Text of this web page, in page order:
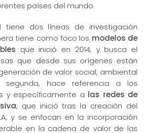
países del mundo.
tiene dos líneas de investigación
tiene como foco los modelos de
que inició en 2014, y busca el
que desde sus orígenes están
de valor social, ambiental
segunda, hace referencia a los
y específicamente a las redes de
, que inició tras la creación del
y se enfocan en la incorporación
en la cadena de valor de las